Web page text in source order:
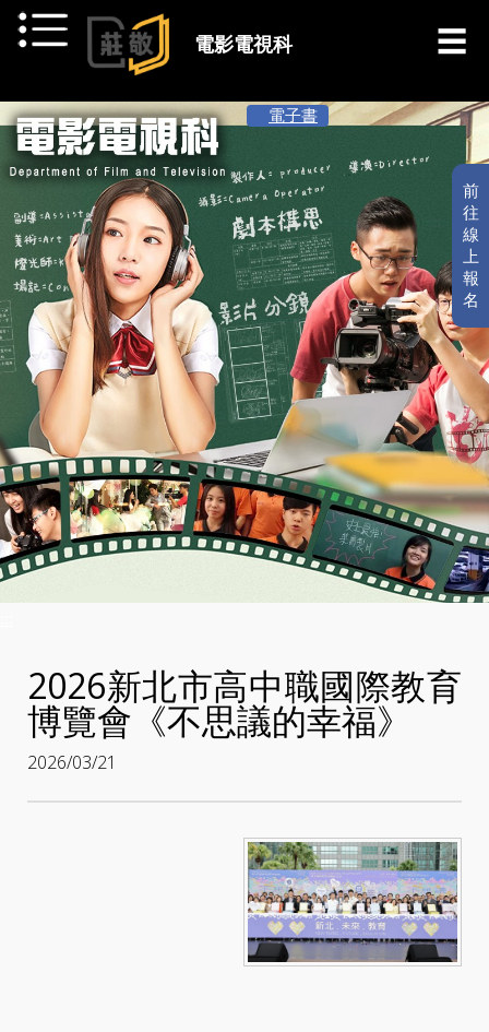
跳到主要內容
電影電視科
前
往
線
上
報
名
電子書
2026新北市高中職國際教育
博覽會《不思議的幸福》
2026/03/21